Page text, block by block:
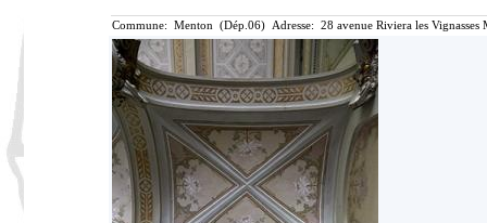
Commune: Menton (Dép.06) Adresse: 28 avenue Riviera les